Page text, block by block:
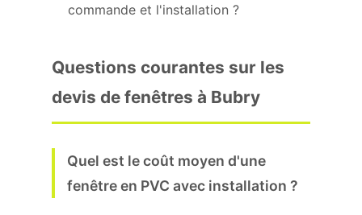
commande et l'installation ?
Questions courantes sur les
devis de fenêtres à Bubry
Quel est le coût moyen d'une
fenêtre en PVC avec installation ?